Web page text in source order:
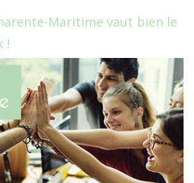
Maritime vaut bien le
!